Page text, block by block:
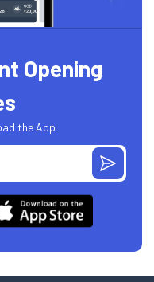
Opening
the App